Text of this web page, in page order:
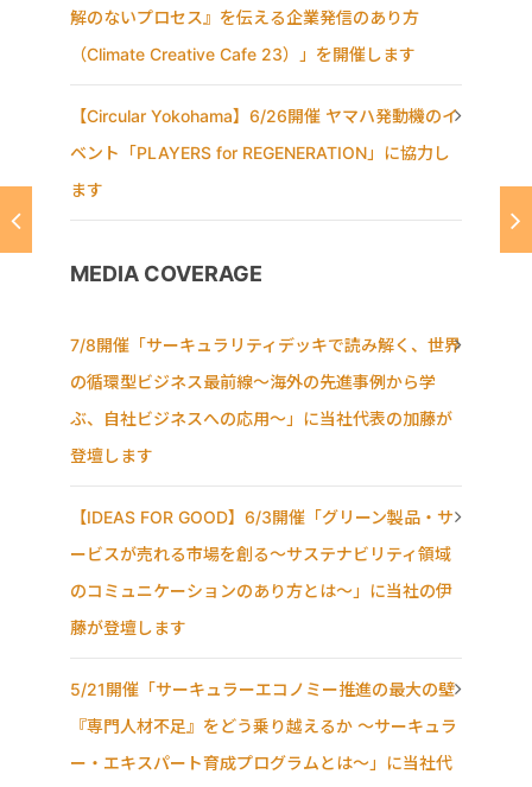
解のないプロセス』を伝える企業発信のあり方
（Climate Creative Cafe 23）」を開催します
【Circular Yokohama】6/26開催 ヤマハ発動機のイ
ベント「PLAYERS for REGENERATION」に協力し
ます
MEDIA COVERAGE
7/8開催「サーキュラリティデッキで読み解く、世界
の循環型ビジネス最前線〜海外の先進事例から学
ぶ、自社ビジネスへの応用〜」に当社代表の加藤が
登壇します
【IDEAS FOR GOOD】6/3開催「グリーン製品・サ
ービスが売れる市場を創る〜サステナビリティ領域
のコミュニケーションのあり方とは〜」に当社の伊
藤が登壇します
5/21開催「サーキュラーエコノミー推進の最大の壁
『専門人材不足』をどう乗り越えるか ～サーキュラ
ー・エキスパート育成プログラムとは～」に当社代